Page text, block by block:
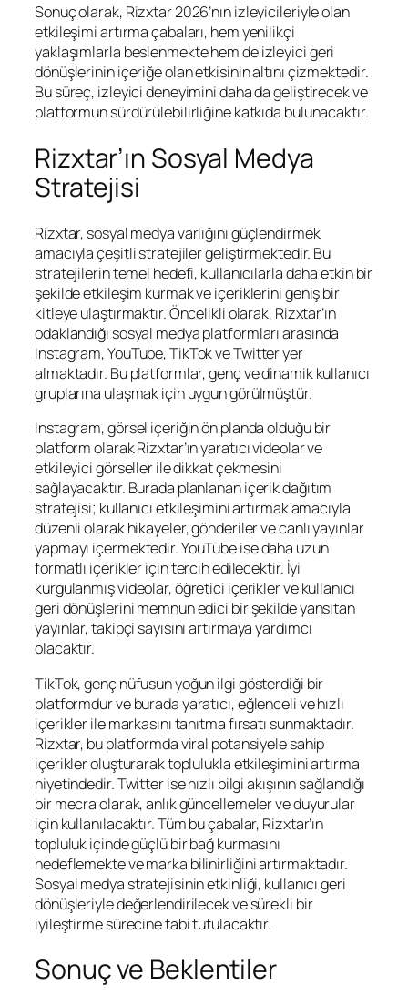
Sonuç olarak, Rizxtar 2026’nın izleyicileriyle olan
etkileşimi artırma çabaları, hem yenilikçi
yaklaşımlarla beslenmekte hem de izleyici geri
dönüşlerinin içeriğe olan etkisinin altını çizmektedir.
Bu süreç, izleyici deneyimini daha da geliştirecek ve
platformun sürdürülebilirliğine katkıda bulunacaktır.
Rizxtar’ın Sosyal Medya
Stratejisi
Rizxtar, sosyal medya varlığını güçlendirmek
amacıyla çeşitli stratejiler geliştirmektedir. Bu
stratejilerin temel hedefi, kullanıcılarla daha etkin bir
şekilde etkileşim kurmak ve içeriklerini geniş bir
kitleye ulaştırmaktır. Öncelikli olarak, Rizxtar’ın
odaklandığı sosyal medya platformları arasında
Instagram, YouTube, TikTok ve Twitter yer
almaktadır. Bu platformlar, genç ve dinamik kullanıcı
gruplarına ulaşmak için uygun görülmüştür.
Instagram, görsel içeriğin ön planda olduğu bir
platform olarak Rizxtar’ın yaratıcı videolar ve
etkileyici görseller ile dikkat çekmesini
sağlayacaktır. Burada planlanan içerik dağıtım
stratejisi; kullanıcı etkileşimini artırmak amacıyla
düzenli olarak hikayeler, gönderiler ve canlı yayınlar
yapmayı içermektedir. YouTube ise daha uzun
formatlı içerikler için tercih edilecektir. İyi
kurgulanmış videolar, öğretici içerikler ve kullanıcı
geri dönüşlerini memnun edici bir şekilde yansıtan
yayınlar, takipçi sayısını artırmaya yardımcı
olacaktır.
TikTok, genç nüfusun yoğun ilgi gösterdiği bir
platformdur ve burada yaratıcı, eğlenceli ve hızlı
içerikler ile markasını tanıtma fırsatı sunmaktadır.
Rizxtar, bu platformda viral potansiyele sahip
içerikler oluşturarak toplulukla etkileşimini artırma
niyetindedir. Twitter ise hızlı bilgi akışının sağlandığı
bir mecra olarak, anlık güncellemeler ve duyurular
için kullanılacaktır. Tüm bu çabalar, Rizxtar’ın
topluluk içinde güçlü bir bağ kurmasını
hedeflemekte ve marka bilinirliğini artırmaktadır.
Sosyal medya stratejisinin etkinliği, kullanıcı geri
dönüşleriyle değerlendirilecek ve sürekli bir
iyileştirme sürecine tabi tutulacaktır.
Sonuç ve Beklentiler